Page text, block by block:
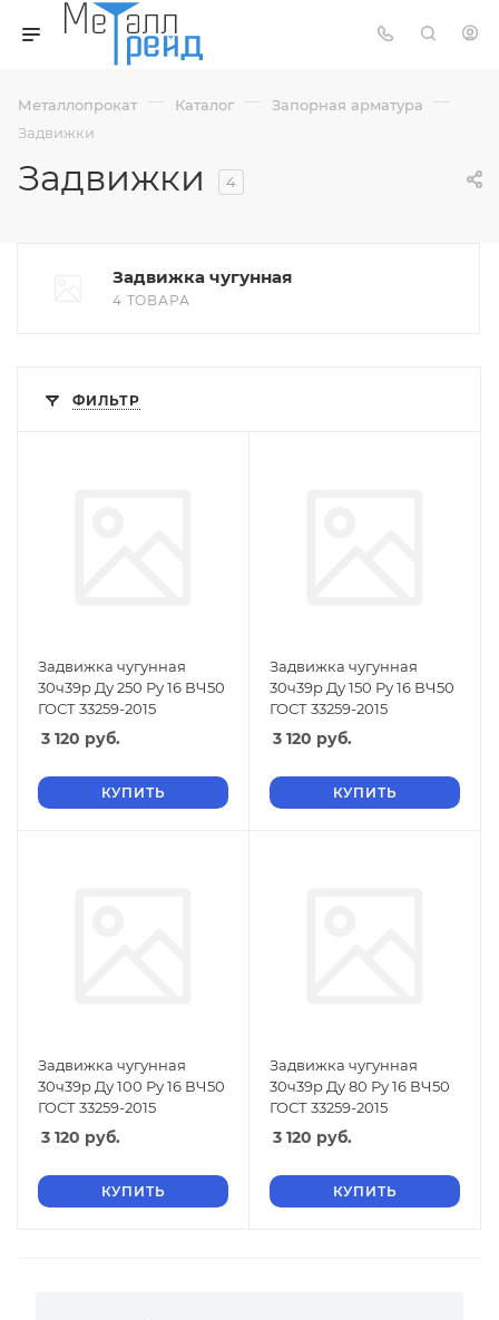
Металлопрокат — Каталог — Запорная арматура —
Задвижки
Задвижки 4
Задвижка чугунная
4 ТОВАРА
ФИЛЬТР
Задвижка чугунная
30ч39р Ду 250 Ру 16 ВЧ50
ГОСТ 33259-2015
3 120 руб.
КУПИТЬ
Задвижка чугунная
30ч39р Ду 150 Ру 16 ВЧ50
ГОСТ 33259-2015
3 120 руб.
КУПИТЬ
Задвижка чугунная
30ч39р Ду 100 Ру 16 ВЧ50
ГОСТ 33259-2015
3 120 руб.
КУПИТЬ
Задвижка чугунная
30ч39р Ду 80 Ру 16 ВЧ50
ГОСТ 33259-2015
3 120 руб.
КУПИТЬ